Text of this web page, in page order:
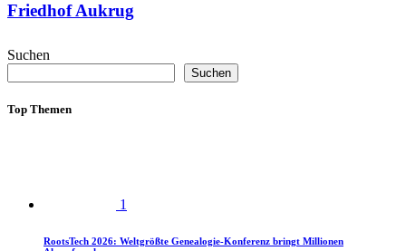
Friedhof Aukrug
Suchen
Suchen
Top Themen
1
RootsTech 2026: Weltgrößte Genealogie-Konferenz bringt Millionen